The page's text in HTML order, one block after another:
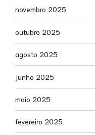
novembro 2025
outubro 2025
agosto 2025
junho 2025
maio 2025
fevereiro 2025